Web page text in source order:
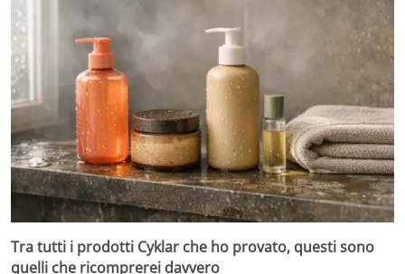
Tra tutti i prodotti Cyklar che ho provato, questi sono
quelli che ricomprerei davvero